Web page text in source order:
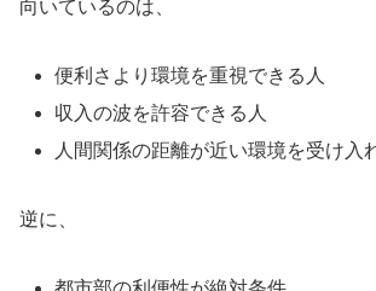
向いているのは、
便利さより環境を重視できる人
収入の波を許容できる人
人間関係の距離が近い環境を受け入
逆に、